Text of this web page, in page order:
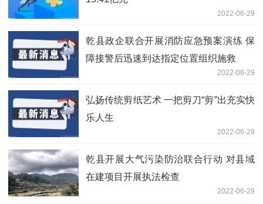
2022-06-29
乾县政企联合开展消防应急预案演练 保
障接警后迅速到达指定位置组织施救
2022-06-29
弘扬传统剪纸艺术 一把剪刀“剪”出充实快
乐人生
2022-06-29
乾县开展大气污染防治联合行动 对县域
在建项目开展执法检查
2022-06-29